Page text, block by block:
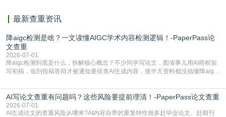
最新查重资讯
降aigc检测是啥？一文读懂AIGC学术内容检测逻辑！-PaperPass论
文查重
2026-07-01
降aigc检测到底是什么，拆解核心概念？不少同学写论文，图省事儿用AI搭框架
写初稿，临到投稿答辩才被通知要排查AI生成内容，搜半天资料都没搞懂降aigc
怕是已经入行的科研人员，不少人也搞不清降aigc检测是啥，对相关要求摸不
准。其实，降aigc检测是伴随AIGC工具在学术领域普及诞生的新需求，核心是为
了满足现在高校、期刊对AI生
AI写论文查重有问题吗？这些风险要提前理清！-PaperPass论文查重
2026-07-01
AI生成论文的查重风险从哪来?AI内容自带的重复特性很多赶毕业论文、赶期刊